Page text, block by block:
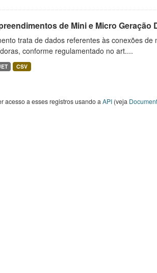
de Mini e Micro Geração
trata de dados referentes às conexões
conforme regulamentado no art....
CSV
acesso a esses registros usando a API(veja